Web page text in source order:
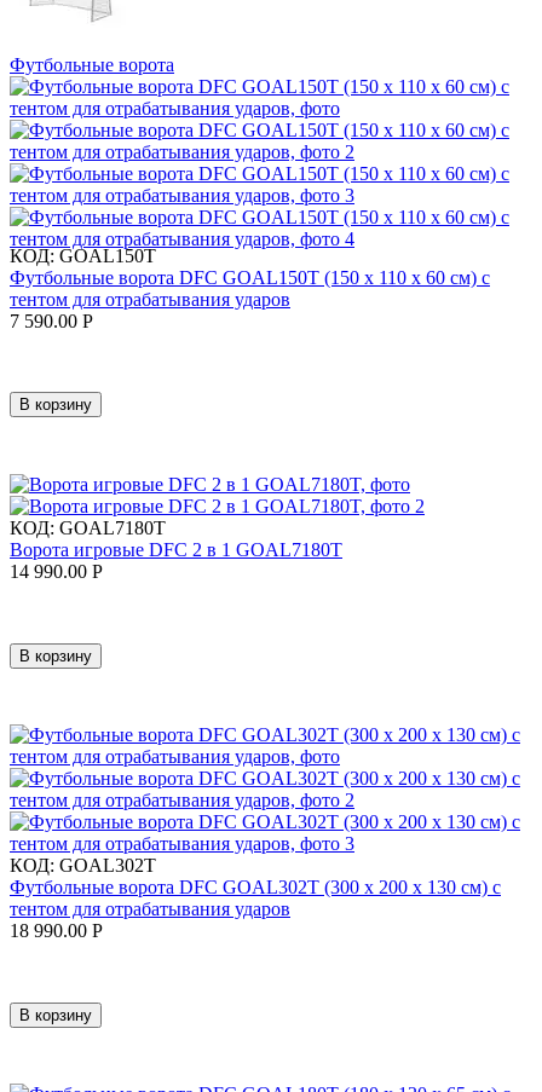
Футбольные ворота
КОД: GOAL150T
Футбольные ворота DFC GOAL150T (150 х 110 х 60 см) с
тентом для отрабатывания ударов
7 590.00 Р
В корзину
КОД: GOAL7180T
Ворота игровые DFC 2 в 1 GOAL7180T
14 990.00 Р
В корзину
КОД: GOAL302T
Футбольные ворота DFC GOAL302T (300 х 200 х 130 см) с
тентом для отрабатывания ударов
18 990.00 Р
В корзину